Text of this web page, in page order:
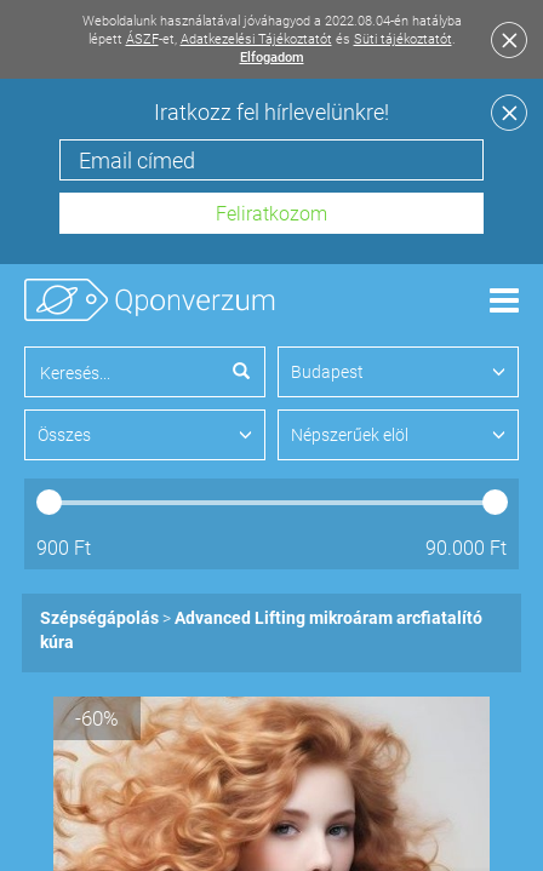
Weboldalunk használatával jóváhagyod a 2022.08.04-én hatályba
lépett ÁSZF-et, Adatkezelési Tájékoztatót és Süti tájékoztatót.
Elfogadom
Iratkozz fel hírlevelünkre!
Budapest
Összes Népszerűek elöl
900 Ft 90.000 Ft
Szépségápolás
Advanced Lifting mikroáram arcfiatalító
kúra
-60%